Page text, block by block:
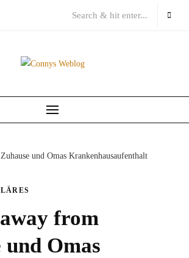
from
und Omas